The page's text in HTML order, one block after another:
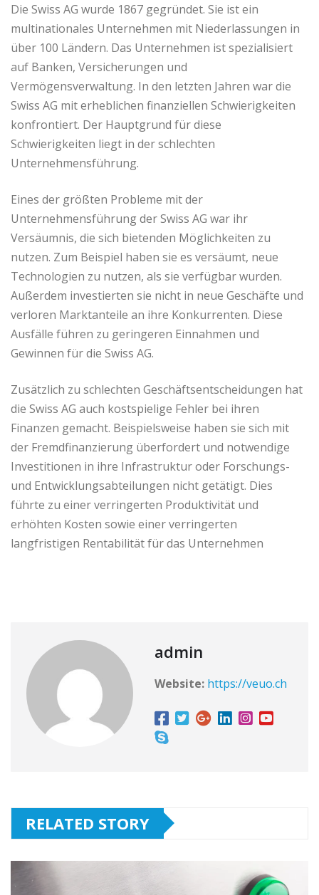
Die Swiss AG wurde 1867 gegründet. Sie ist ein
multinationales Unternehmen mit Niederlassungen in
über 100 Ländern. Das Unternehmen ist spezialisiert
auf Banken, Versicherungen und
Vermögensverwaltung. In den letzten Jahren war die
Swiss AG mit erheblichen finanziellen Schwierigkeiten
konfrontiert. Der Hauptgrund für diese
Schwierigkeiten liegt in der schlechten
Unternehmensführung.
Eines der größten Probleme mit der
Unternehmensführung der Swiss AG war ihr
Versäumnis, die sich bietenden Möglichkeiten zu
nutzen. Zum Beispiel haben sie es versäumt, neue
Technologien zu nutzen, als sie verfügbar wurden.
Außerdem investierten sie nicht in neue Geschäfte und
verloren Marktanteile an ihre Konkurrenten. Diese
Ausfälle führen zu geringeren Einnahmen und
Gewinnen für die Swiss AG.
Zusätzlich zu schlechten Geschäftsentscheidungen hat
die Swiss AG auch kostspielige Fehler bei ihren
Finanzen gemacht. Beispielsweise haben sie sich mit
der Fremdfinanzierung überfordert und notwendige
Investitionen in ihre Infrastruktur oder Forschungs-
und Entwicklungsabteilungen nicht getätigt. Dies
führte zu einer verringerten Produktivität und
erhöhten Kosten sowie einer verringerten
langfristigen Rentabilität für das Unternehmen
admin
Website: https://veuo.ch
RELATED STORY